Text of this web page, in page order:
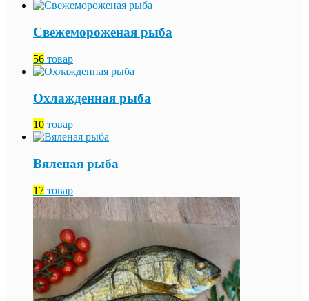
Свежемороженая рыба
56 товар
Охлажденная рыба
10 товар
Вяленая рыба
17 товар